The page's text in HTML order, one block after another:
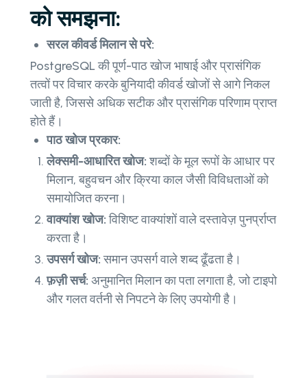
को समझना:
सरल कीवर्ड मिलान से परे:
PostgreSQL की पूर्ण-पाठ खोज भाषाई और प्रासंगिक
तत्वों पर विचार करके बुनियादी कीवर्ड खोजों से आगे निकल
जाती है, जिससे अधिक सटीक और प्रासंगिक परिणाम प्राप्त
होते हैं।
पाठ खोज प्रकार:
लेक्समी-आधारित खोज:शब्दों के मूल रूपों के आधार पर
मिलान, बहुवचन और क्रिया काल जैसी विविधताओं को
समायोजित करना।
वाक्यांश खोज:विशिष्ट वाक्यांशों वाले दस्तावेज़ पुनर्प्राप्त
करता है।
उपसर्ग खोज:समान उपसर्ग वाले शब्द ढूँढता है।
फ़ज़ी सर्च: अनुमानित मिलान का पता लगाता है, जो टाइपो
और गलत वर्तनी से निपटने के लिए उपयोगी है।